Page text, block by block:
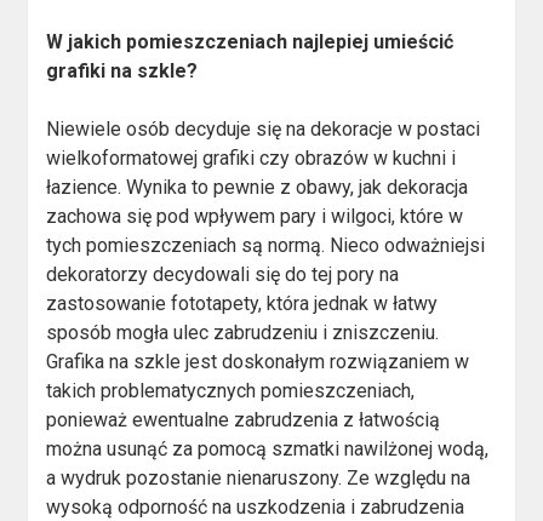
W jakich pomieszczeniach najlepiej umieścić
grafiki na szkle?
Niewiele osób decyduje się na dekoracje w postaci
wielkoformatowej grafiki czy obrazów w kuchni i
łazience. Wynika to pewnie z obawy, jak dekoracja
zachowa się pod wpływem pary i wilgoci, które w
tych pomieszczeniach są normą. Nieco odważniejsi
dekoratorzy decydowali się do tej pory na
zastosowanie fototapety, która jednak w łatwy
sposób mogła ulec zabrudzeniu i zniszczeniu.
Grafika na szkle jest doskonałym rozwiązaniem w
takich problematycznych pomieszczeniach,
ponieważ ewentualne zabrudzenia z łatwością
można usunąć za pomocą szmatki nawilżonej wodą,
a wydruk pozostanie nienaruszony. Ze względu na
wysoką odporność na uszkodzenia i zabrudzenia